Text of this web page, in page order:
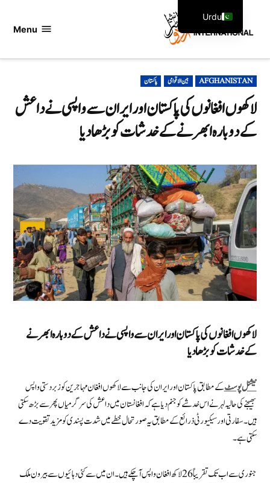
Menu
POSTED
IN
AFGHANISTAN بین الاقوامی پاکستان
لاکھوں افغانوں کی پاکستان اور ایران سے واپسی نے داعش
کے دوبارہ ابھرنے کے خدشات کو بڑھا دیا
لاکھوں افغانوں کی پاکستان اور ایران سے واپسی نے داعش کے دوبارہ ابھرنے
کے خدشات کو بڑھا دیا
نیشنل پوسٹکے مطابق پاکستان اور ایران کی جانب سے لاکھوں افغان مہاجرین کو زبردستی واپس
بھیجنے کی حالیہ لہر نے اس خدشے کو جنم دیا ہے کہ افغانستان میں داعش کی سرگرمیاں پھر سے بڑھ سکتی
ہیں۔ سفارتی اور سیکیورٹی ذرائع کے مطابق یہ صورتحال خطے میں شدت پسندی کو مزید تقویت دے
سکتی ہے۔
جنوری سے اب تک تقریباً 26 لاکھ افغان واپس آ چکے ہیں۔ان میں سے کئی دہائیوں سے بیرون ملک
Urdu
English